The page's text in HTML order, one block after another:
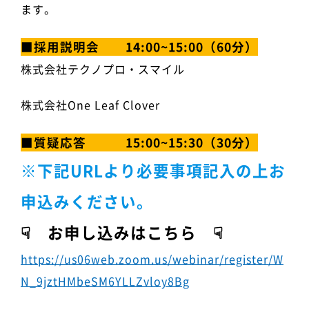
ます。
■採用説明会 14:00~15:00（60分）
株式会社テクノプロ・スマイル
株式会社One Leaf Clover
■質疑応答 15:00~15:30（30分）
※下記URLより必要事項記入の上お
申込みください。
☟ お申し込みはこちら ☟
https://us06web.zoom.us/webinar/register/W
N_9jztHMbeSM6YLLZvloy8Bg